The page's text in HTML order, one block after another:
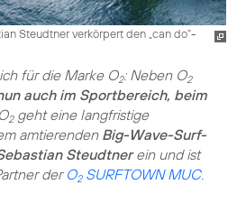
Steudtner verkörpert den „can do“-
für die Marke O2: Neben O2
auch im Sportbereich, beim
2geht eine langfristige
amtierenden Big-Wave-Surf-
Steudtnerein und ist
der O2SURFTOWN MUC.